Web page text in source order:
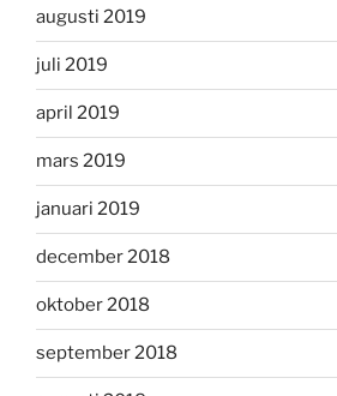
augusti 2019
juli 2019
april 2019
mars 2019
januari 2019
december 2018
oktober 2018
september 2018